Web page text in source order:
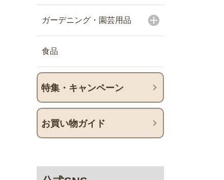
ガーデニング・園芸用品
食品
特集・キャンペーン
お買い物ガイド